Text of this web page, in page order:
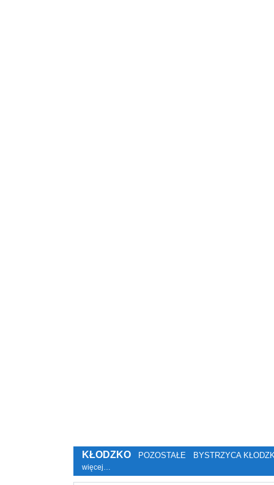
KŁODZKO POZOSTAŁE BYSTRZYCA
więcej…